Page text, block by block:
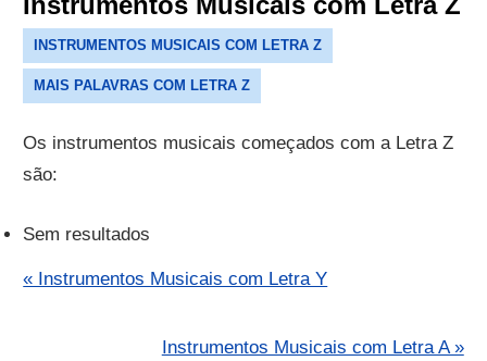
INSTRUMENTOS MUSICAIS COM LETRA Z
MAIS PALAVRAS COM LETRA Z
Os instrumentos musicais começados com a Letra Z
são:
Sem resultados
« Instrumentos Musicais com Letra Y
Instrumentos Musicais com Letra A »